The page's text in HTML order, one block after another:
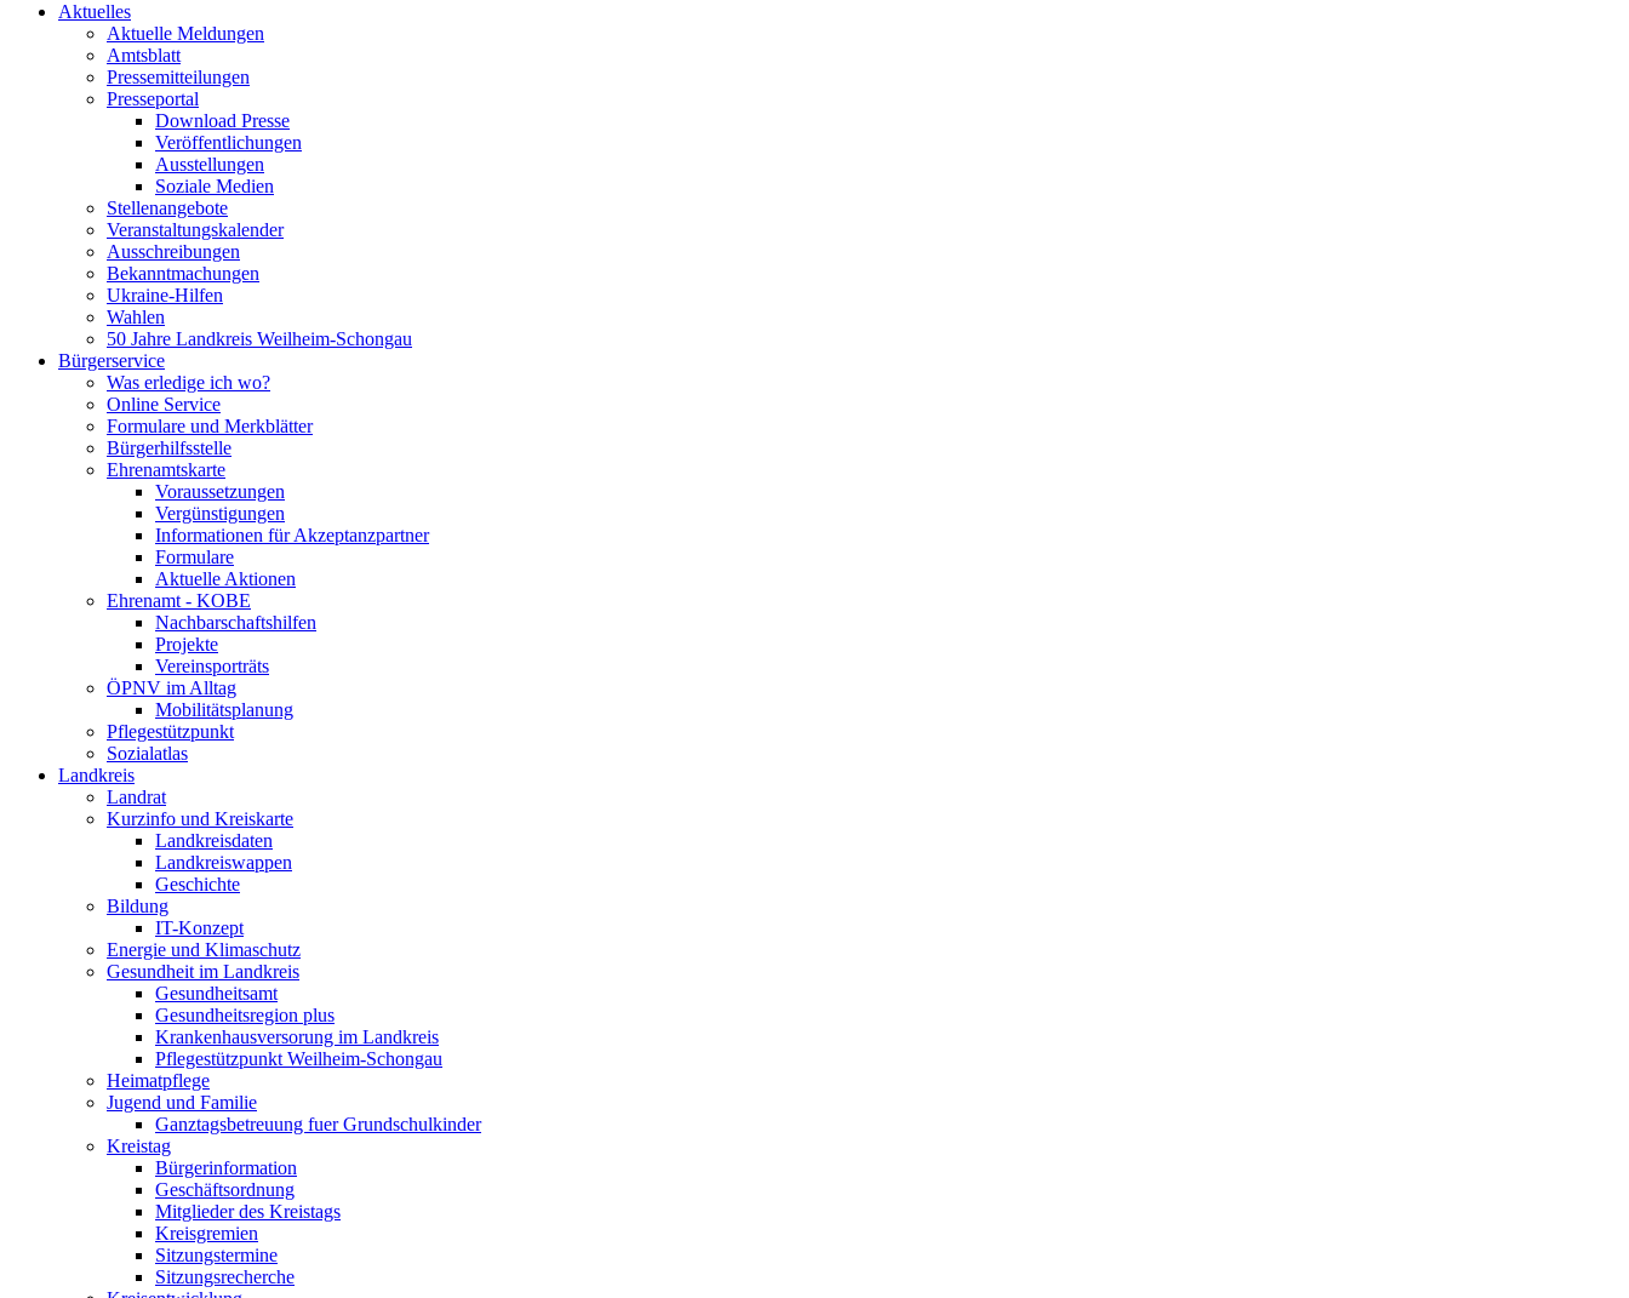
Aktuelles
Aktuelle Meldungen
Amtsblatt
Pressemitteilungen
Presseportal
Download Presse
Veröffentlichungen
Ausstellungen
Soziale Medien
Stellenangebote
Veranstaltungskalender
Ausschreibungen
Bekanntmachungen
Ukraine-Hilfen
Wahlen
50 Jahre Landkreis Weilheim-Schongau
Bürgerservice
Was erledige ich wo?
Online Service
Formulare und Merkblätter
Bürgerhilfsstelle
Ehrenamtskarte
Voraussetzungen
Vergünstigungen
Informationen für Akzeptanzpartner
Formulare
Aktuelle Aktionen
Ehrenamt - KOBE
Nachbarschaftshilfen
Projekte
Vereinsporträts
ÖPNV im Alltag
Mobilitätsplanung
Pflegestützpunkt
Sozialatlas
Landkreis
Landrat
Kurzinfo und Kreiskarte
Landkreisdaten
Landkreiswappen
Geschichte
Bildung
IT-Konzept
Energie und Klimaschutz
Gesundheit im Landkreis
Gesundheitsamt
Gesundheitsregion plus
Krankenhausversorung im Landkreis
Pflegestützpunkt Weilheim-Schongau
Heimatpflege
Jugend und Familie
Ganztagsbetreuung fuer Grundschulkinder
Kreistag
Bürgerinformation
Geschäftsordnung
Mitglieder des Kreistags
Kreisgremien
Sitzungstermine
Sitzungsrecherche